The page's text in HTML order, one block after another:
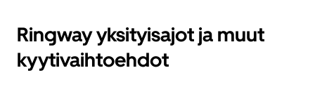
Ringway yksityisajot ja muut
kyytivaihtoehdot